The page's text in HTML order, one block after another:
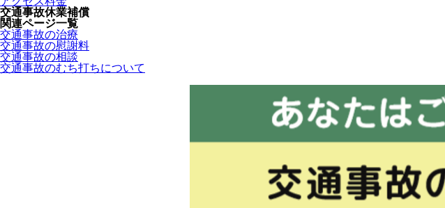
交通事故休業補償
関連ページ一覧
交通事故の治療
交通事故の慰謝料
交通事故の相談
交通事故のむち打ちについて